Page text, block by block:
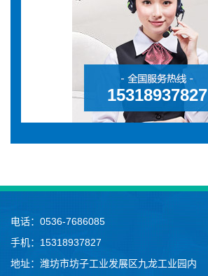
15318937827
电话：0536-7686085
手机：15318937827
地址：潍坊市坊子工业发展区九龙工业园内